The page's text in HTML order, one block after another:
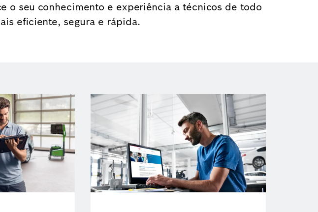
o seu conhecimento e experiência a técnicos de todo
eficiente, segura e rápida.